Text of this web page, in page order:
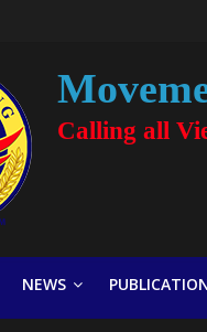
Calling all
NEWS